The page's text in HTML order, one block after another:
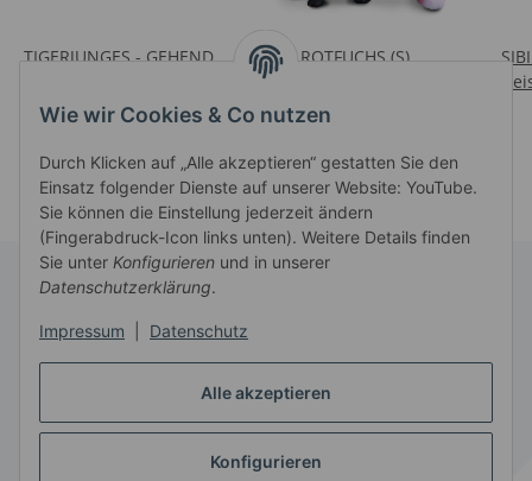
Alle akzeptieren
Konfigurieren
Wie wir Cookies & Co nutzen
Durch Klicken auf „Alle akzeptieren“ gestatten Sie den
Einsatz folgender Dienste auf unserer Website: YouTube.
Sie können die Einstellung jederzeit ändern
(Fingerabdruck-Icon links unten). Weitere Details finden
Sie unter Konfigurieren und in unserer
Datenschutzerklärung.
Impressum Datenschutz
TIGERJUNGES - GEHEND
Preise nach Anmeldung
ROTFUCHS (S)
Preise nach Anmeldung
sichtbar
Informationen
Gesetzliche Informationen